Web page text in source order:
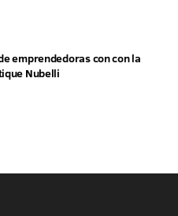
emprendedoras con con la
Nubelli